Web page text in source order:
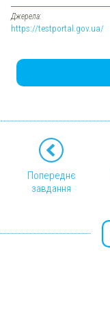
Джерела:
https://testportal.gov.ua/
Попереднє
завдання